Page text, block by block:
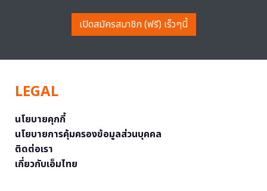
เปิดสมัครสมาชิก (ฟรี) เร็วๆนี้
LEGAL
นโยบายคุกกี้
นโยบายการคุ้มครองข้อมูลส่วนบุคคล
ติดต่อเรา
เกี่ยวกับเอ็มไทย